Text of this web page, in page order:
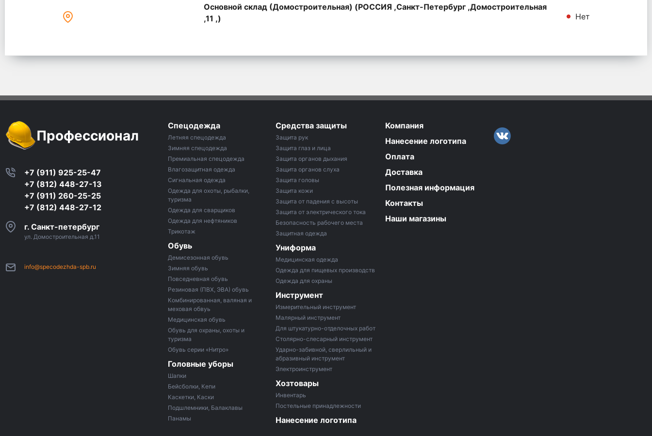
Основной склад (Домостроительная) (РОССИЯ ,Санкт-Петербург ,Домостроительная
,11 ,)
Нет
Профессионал
+7 (911) 925-25-47
+7 (812) 448-27-13
+7 (911) 260-25-25
+7 (812) 448-27-12
г. Санкт-петербург
ул. Домостроительная д.11
info@specodezhda-spb.ru
Спецодежда
Летняя спецодежда
Зимняя спецодежда
Премиальная спецодежда
Влагозащитная одежда
Сигнальная одежда
Одежда для охоты, рыбалки,
туризма
Одежда для сварщиков
Одежда для нефтяников
Трикотаж
Обувь
Демисезонная обувь
Зимняя обувь
Повседневная обувь
Резиновая (ПВХ, ЭВА) обувь
Комбинированная, валяная и
меховая обвуь
Медицинская обувь
Обувь для охраны, охоты и
туризма
Обувь серии «Нитро»
Головные уборы
Шапки
Бейсболки, Кепи
Каскетки, Каски
Подшлемники, Балаклавы
Панамы
Средства защиты
Защита рук
Защита глаз и лица
Защита органов дыхания
Защита органов слуха
Защита головы
Защита кожи
Защита от падения с высоты
Защита от электрического тока
Безопасность рабочего места
Защитная одежда
Униформа
Медицинская одежда
Одежда для пищевых производств
Одежда для охраны
Инструмент
Измерительный инструмент
Малярный инструмент
Для штукатурно-отделочных работ
Столярно-слесарный инструмент
Ударно-забивной, сверлильный и
абразивный инструмент
Электроинструмент
Хозтовары
Инвентарь
Постельные принадлежности
Нанесение логотипа
Компания
Нанесение логотипа
Оплата
Доставка
Полезная информация
Контакты
Наши магазины